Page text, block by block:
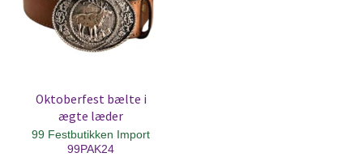
Oktoberfest bælte i
ægte læder
99 Festbutikken Import
99PAK24